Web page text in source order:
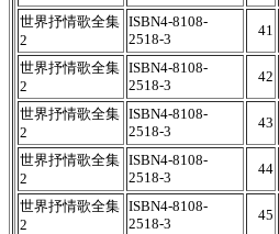
世界抒情歌全集
2
ISBN4-8108-
2518-3
41
世界抒情歌全集
2
ISBN4-8108-
2518-3
42
世界抒情歌全集
2
ISBN4-8108-
2518-3
43
世界抒情歌全集
2
ISBN4-8108-
2518-3
44
世界抒情歌全集
2
ISBN4-8108-
2518-3
45